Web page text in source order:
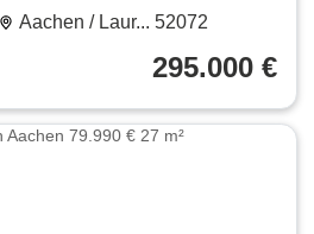
€ 107.44 m²
Aachen / Laur... 52072
295.000 €